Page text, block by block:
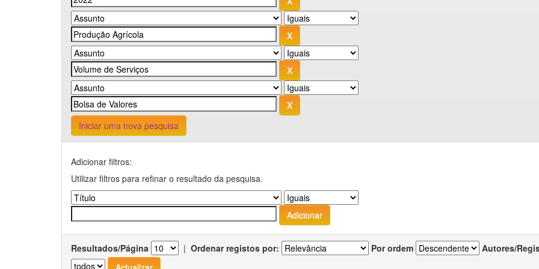
Iniciar uma nova pesquisa
Adicionar filtros:
Utilizar filtros para refinar o resultado da pesquisa.
Resultados/Página | Ordenar registos por: Por ordem Autores/